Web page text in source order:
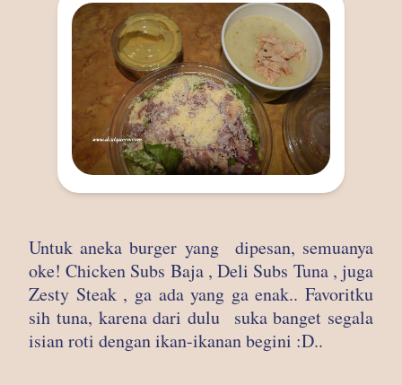
Untuk aneka burger yang dipesan, semuanya
oke! Chicken Subs Baja , Deli Subs Tuna , juga
Zesty Steak , ga ada yang ga enak.. Favoritku
sih tuna, karena dari dulu suka banget segala
isian roti dengan ikan-ikanan begini :D..